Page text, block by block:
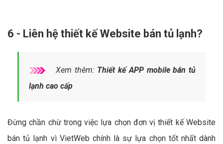
6 - Liên hệ thiết kế Website bán tủ lạnh?
Xem thêm: Thiết kế APP mobile bán tủ
lạnh cao cấp
Đừng chần chừ trong việc lựa chọn đơn vị thiết kế Website
bán tủ lạnh vì VietWeb chính là sự lựa chọn tốt nhất dành